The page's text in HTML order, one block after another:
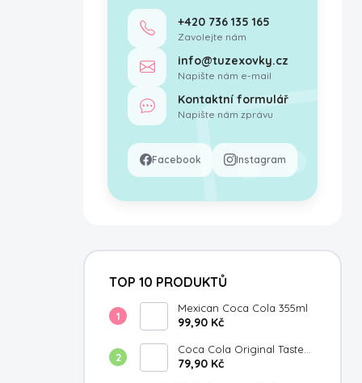
+420 736 135 165
Zavolejte nám
info@tuzexovky.cz
Napište nám e-mail
Kontaktní formulář
Napište nám zprávu
Facebook Instagram
TOP 10 PRODUKTŮ
Mexican Coca Cola 355ml
99,90 Kč
Coca Cola Original Taste
Japan 300ml
79,90 Kč